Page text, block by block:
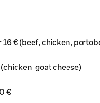
16 € (beef, chicken,
goat cheese)
€